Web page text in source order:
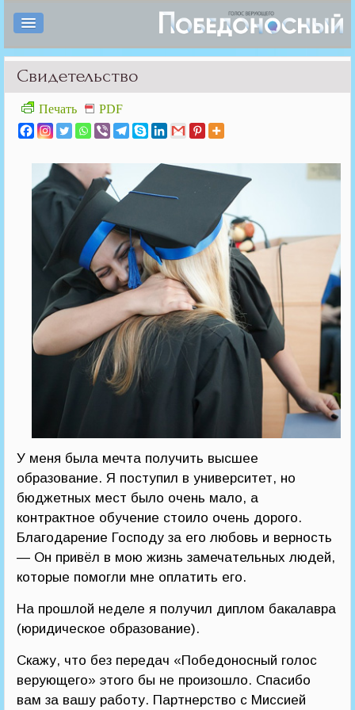
Свидетельство
Печать PDF
У меня была мечта получить высшее
образование. Я поступил в университет, но
бюджетных мест было очень мало, а
контрактное обучение стоило очень дорого.
Благодарение Господу за его любовь и верность
— Он привёл в мою жизнь замечательных людей,
которые помогли мне оплатить его.
На прошлой неделе я получил диплом бакалавра
(юридическое образование).
Скажу, что без передач «Победоносный голос
верующего» этого бы не произошло. Спасибо
вам за вашу работу. Партнерство с Миссией